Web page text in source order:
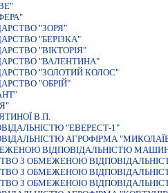
"ЗОРЯ"
"БЕРIЗКА"
"ВIКТОРIЯ"
"ВАЛЕНТИНА"
"ЗОЛОТИЙ КОЛОС"
"ОБРIЙ"
В.П.
"ЕВЕРЕСТ-1"
АГРОФIРМА
ВIДПОВIДАЛЬНIСТЮ
З ОБМЕЖЕНОЮ
З ОБМЕЖЕНОЮ
З ОБМЕЖЕНОЮ